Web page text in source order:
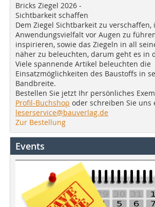
Bricks Ziegel 2026 -
Sichtbarkeit schaffen
Dem Ziegel Sichtbarkeit zu
Anwendungsvielfalt vor Augen zu
inspirieren, sowie das Ziegeln in all
näher zu beleuchten, darum geht es in
Viele spannende Artikel beleuchten die
Einsatzmöglichkeiten des Baustoffs in
Bandbreite.
Bestellen Sie jetzt Ihr persönliches
Profil-Buchshop oder schreiben Sie uns
leserservice@bauverlag.de
Zur Bestellung
Events